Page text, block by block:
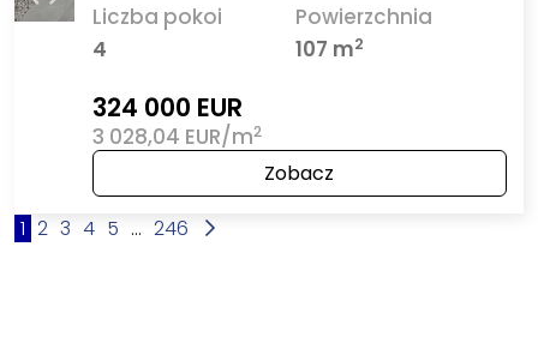
Liczba pokoi
4
Powierzchnia
107 m2
324 000 EUR
3 028,04 EUR/m2
Zobacz
1 2 3 4 5 ... 246